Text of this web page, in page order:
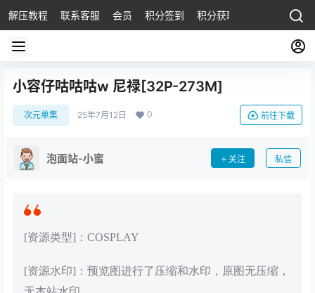
解压教程 联系客服 会员 积分签到 积分获取
小容仔咕咕咕w 尼禄[32P-273M]
次元单集 25年7月12日 0 前往下载
泡面站-小蜜 关注 私信
[资源类型]：COSPLAY
[资源水印]：预览图进行了压缩和水印，原图无压缩，